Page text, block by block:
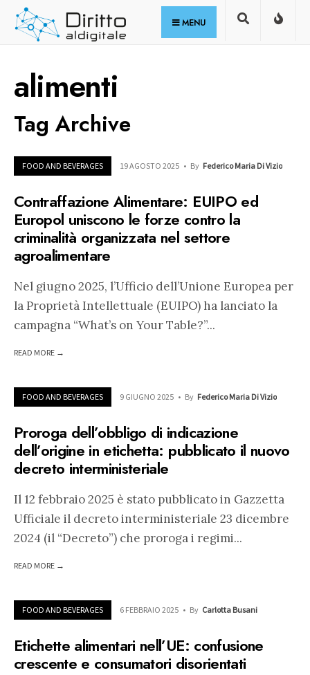
Skip
MENU
alimenti
Tag Archive
FOOD AND BEVERAGES 19 AGOSTO 2025 • By Federico Maria Di Vizio
Contraffazione Alimentare: EUIPO ed
Europol uniscono le forze contro la
criminalità organizzata nel settore
agroalimentare
Nel giugno 2025, l’Ufficio dell’Unione Europea per
la Proprietà Intellettuale (EUIPO) ha lanciato la
campagna “What’s on Your Table?”...
READ MORE →
FOOD AND BEVERAGES 9 GIUGNO 2025 • By Federico Maria Di Vizio
Proroga dell’obbligo di indicazione
dell’origine in etichetta: pubblicato il nuovo
decreto interministeriale
Il 12 febbraio 2025 è stato pubblicato in Gazzetta
Ufficiale il decreto interministeriale 23 dicembre
2024 (il “Decreto”) che proroga i regimi...
READ MORE →
FOOD AND BEVERAGES 6 FEBBRAIO 2025 • By Carlotta Busani
Etichette alimentari nell’UE: confusione
crescente e consumatori disorientati